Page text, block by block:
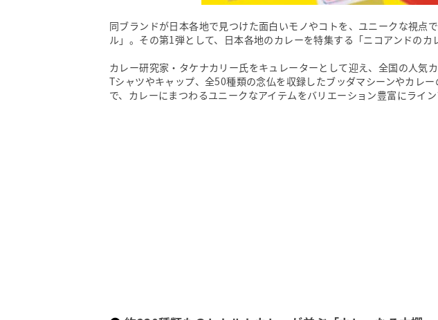
同ブランドが日本各地で見つけた面白いモノやコトを、ユニークな視点
ル」。その第1弾として、日本各地のカレーを特集する「ニコアンドのカ
カレー研究家・タケナカリー氏をキュレーターとして迎え、全国の人気
Tシャツやキャップ、全50種類の念仏を収録したブッダマシーンやカレ
で、カレーにまつわるユニークなアイテムをバリエーション豊富にライン